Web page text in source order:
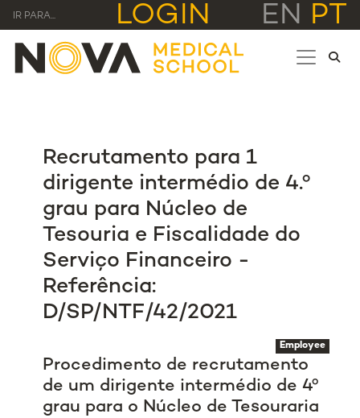
IR PARA... LOGIN EN PT
Recrutamento para 1
dirigente intermédio de 4.º
grau para Núcleo de
Tesouria e Fiscalidade do
Serviço Financeiro -
Referência:
D/SP/NTF/42/2021
Employee
Procedimento de recrutamento
de um dirigente intermédio de 4º
grau para o Núcleo de Tesouraria